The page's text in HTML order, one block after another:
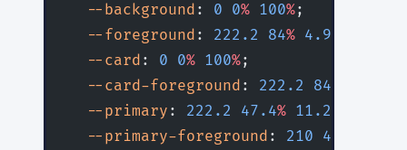
  --background
: 0 0% 100%;
  --foreground
: 222.2 84% 4.9
  --card
: 0 0% 100%;
  --card-foreground
: 222.2 84
  --primary
: 222.2 47.4% 11.2
  --primary-foreground
: 210 40